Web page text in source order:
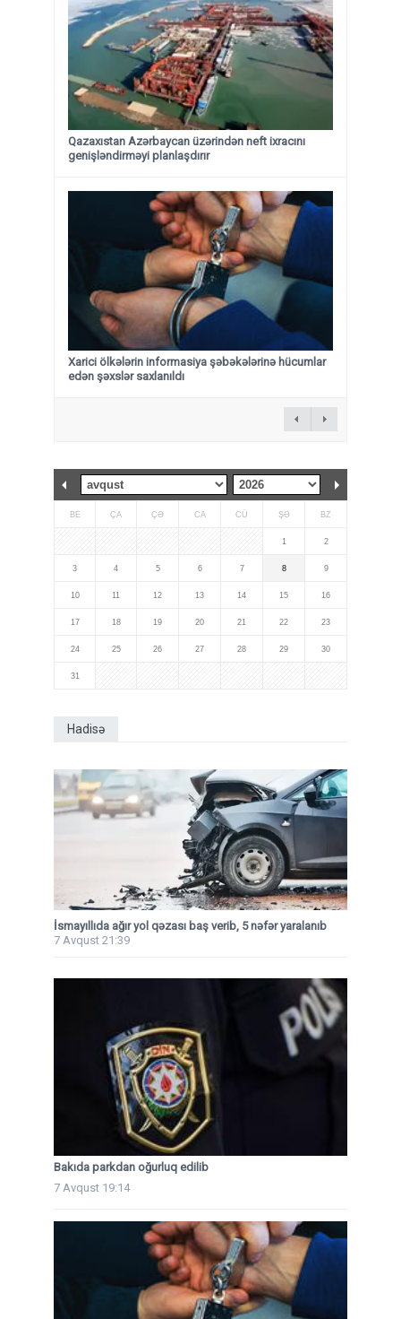
Qazaxıstan Azərbaycan üzərindən neft ixracını
genişləndirməyi planlaşdırır
Xarici ölkələrin informasiya şəbəkələrinə hücumlar
edən şəxslər saxlanıldı
BE ÇA ÇƏ CA CÜ ŞƏ BZ
1 2
3 4 5 6 7 8 9
10 11 12 13 14 15 16
17 18 19 20 21 22 23
24 25 26 27 28 29 30
31
Hadisə
İsmayıllıda ağır yol qəzası baş verib, 5 nəfər yaralanıb
7 Avqust 21:39
Bakıda parkdan oğurluq edilib
7 Avqust 19:14